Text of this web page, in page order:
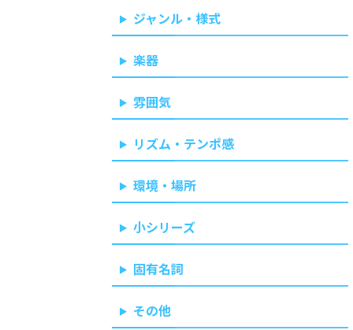
ジャンル・様式
楽器
雰囲気
リズム・テンポ感
環境・場所
小シリーズ
固有名詞
その他